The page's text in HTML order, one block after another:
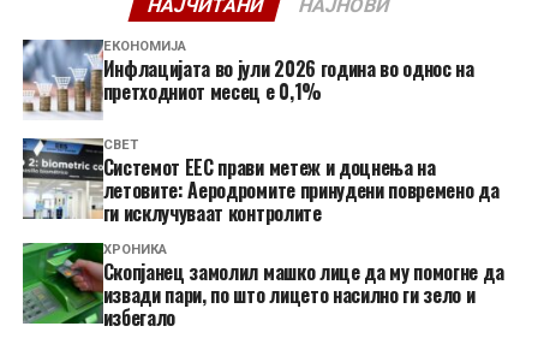
НАЈЧИТАНИ НАЈНОВИ
ЕКОНОМИЈА
Инфлацијата во јули 2026 година во однос на
претходниот месец е 0,1%
СВЕТ
Системот ЕЕС прави метеж и доцнења на
летовите: Аеродромите принудени повремено да
ги исклучуваат контролите
ХРОНИКА
Скопјанец замолил машко лице да му помогне да
извади пари, по што лицето насилно ги зело и
избегало